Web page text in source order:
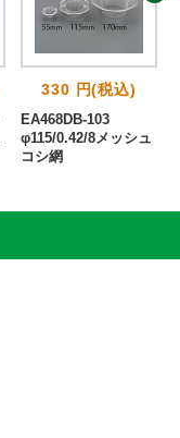
330 円(税込)
EA468DB-103
φ115/0.42/8メッシュ
コシ網